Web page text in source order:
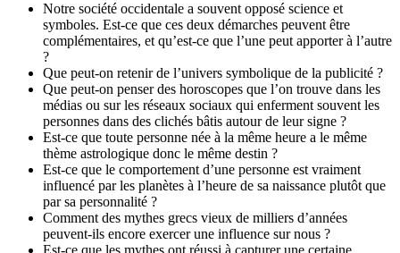
Notre société occidentale a souvent opposé science et
symboles. Est-ce que ces deux démarches peuvent être
complémentaires, et qu’est-ce que l’une peut apporter à l’autre
?
Que peut-on retenir de l’univers symbolique de la publicité ?
Que peut-on penser des horoscopes que l’on trouve dans les
médias ou sur les réseaux sociaux qui enferment souvent les
personnes dans des clichés bâtis autour de leur signe ?
Est-ce que toute personne née à la même heure a le même
thème astrologique donc le même destin ?
Est-ce que le comportement d’une personne est vraiment
influencé par les planètes à l’heure de sa naissance plutôt que
par sa personnalité ?
Comment des mythes grecs vieux de milliers d’années
peuvent-ils encore exercer une influence sur nous ?